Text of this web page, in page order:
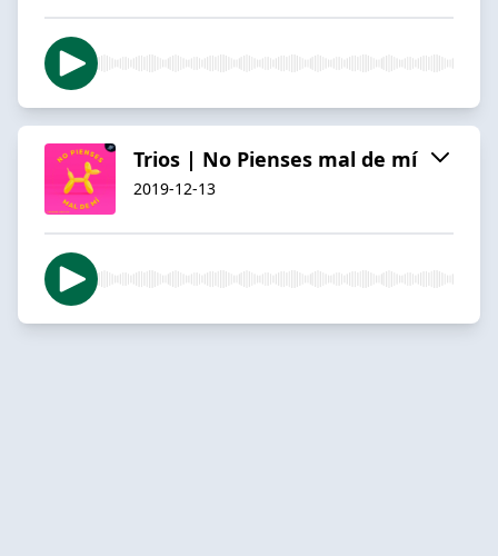
Trios | No Pienses mal de mí
2019-12-13